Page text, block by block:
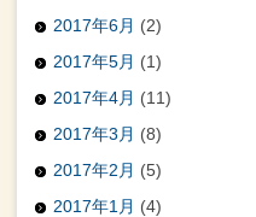
2017年6月 (2)
2017年5月 (1)
2017年4月 (11)
2017年3月 (8)
2017年2月 (5)
2017年1月 (4)